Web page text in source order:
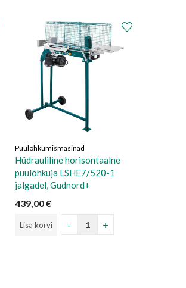
Puulõhkumismasinad
Hüdrauliline horisontaalne
puulõhkuja LSHE7/520-1
jalgadel, Gudnord+
439,00€
Lisa korvi